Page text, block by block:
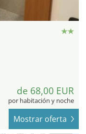
de 68,00 EUR
por habitación y noche
Mostrar oferta